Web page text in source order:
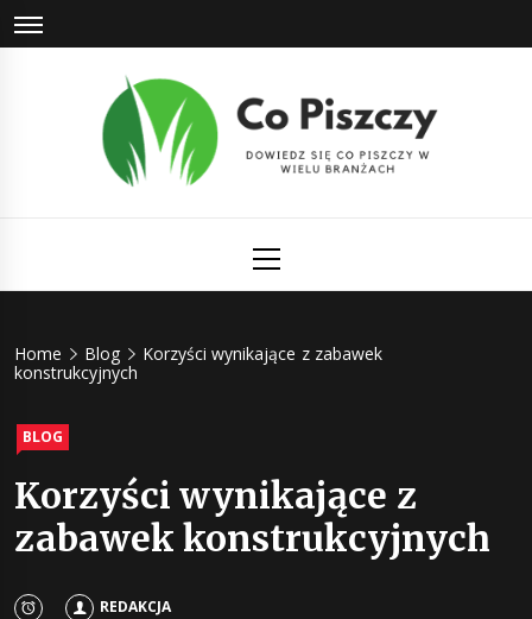
Skip
to
Menu
Home Blog
Korzyści wynikające z zabawek
konstrukcyjnych
BLOG
Korzyści wynikające z
zabawek konstrukcyjnych
REDAKCJA